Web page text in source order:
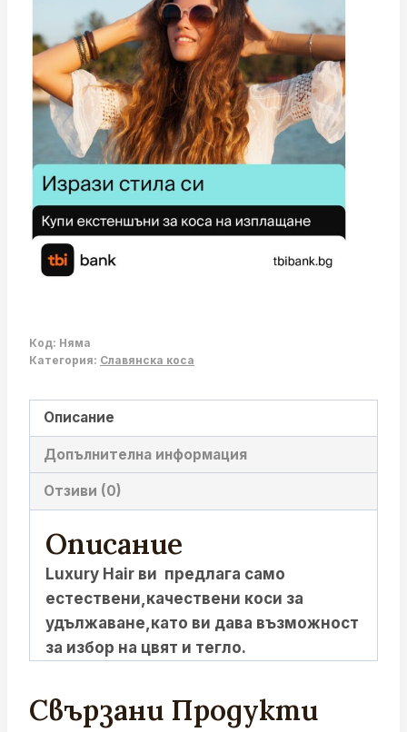
Код: Няма
Категория: Славянска коса
Описание
Допълнителна информация
Отзиви (0)
Описание
Luxury Hair ви предлага само
естествени,качествени коси за
удължаване,като ви дава възможност
за избор на цвят и тегло.
Свързани Продукти